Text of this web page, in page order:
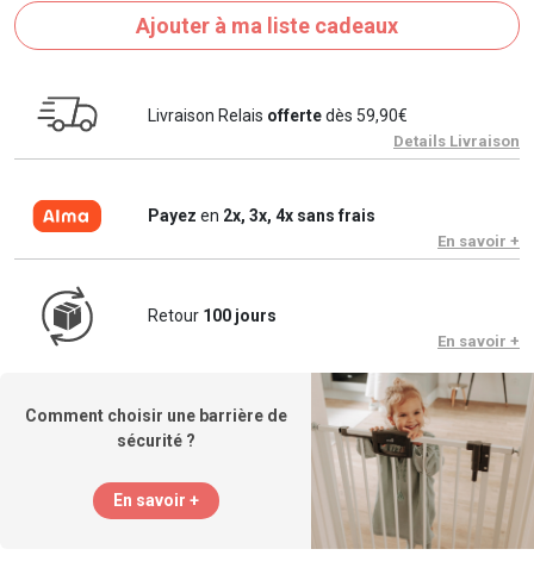
Ajouter à ma liste cadeaux
Livraison Relais offertedès 59,90€
Details Livraison
Payez en 2x, 3x, 4x sans frais
En savoir +
Retour 100 jours
En savoir +
Comment choisir une barrière de
sécurité ?
En savoir +